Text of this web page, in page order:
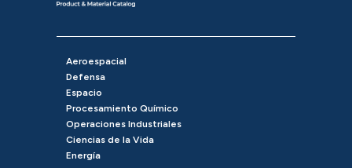
Aeroespacial
Defensa
Espacio
Procesamiento Químico
Operaciones Industriales
Ciencias de la Vida
Energía